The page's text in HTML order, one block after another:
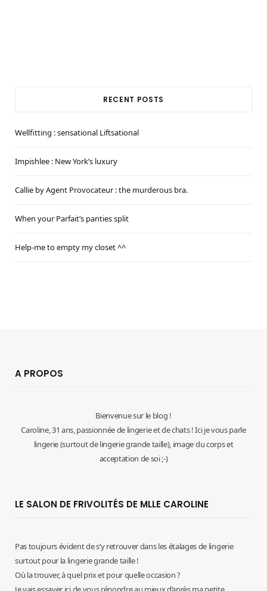
RECENT POSTS
Wellfitting : sensational Liftsational
Impishlee : New York’s luxury
Callie by Agent Provocateur : the murderous bra.
When your Parfait’s panties split
Help-me to empty my closet ^^
A PROPOS
Bienvenue sur le blog !
Caroline, 31 ans, passionnée de lingerie et de chats ! Ici je vous parle
lingerie (surtout de lingerie grande taille), image du corps et
acceptation de soi ;-)
LE SALON DE FRIVOLITÉS DE MLLE CAROLINE
Pas toujours évident de s’y retrouver dans les étalages de lingerie
surtout pour la lingerie grande taille !
Où la trouver, à quel prix et pour quelle occasion ?